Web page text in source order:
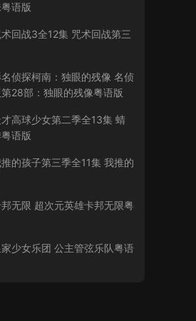
语版
回战3全12集 咒术回战第三
侦探柯南：独眼的残像 名侦
28部：独眼的残像粤语版
高球少女第二季全13集 蜻
语版
的孩子第三季全11集 我推的
无限 超次元英雄卡邦无限粤
少女乐团 公主管弦乐队粤语